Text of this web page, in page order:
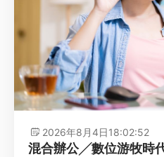
2026年8月4日18:02:52
混合辦公╱數位游牧時